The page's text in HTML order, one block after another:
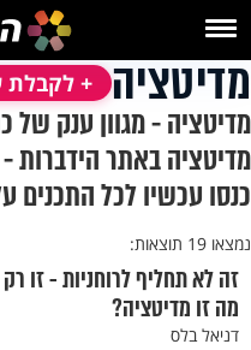
מדיטציה + לקבלת
מדיטציה - מגוון ענק של
מדיטציה באתר הידברות
כנסו עכשיו לכל התכנים
נמצאו 19 תוצאות:
זה לא תחליף לרוחניות - זו
מה זו מדיטציה?
דניאל בלס